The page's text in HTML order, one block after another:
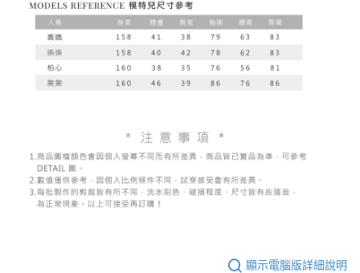
顯示電腦版詳細說明